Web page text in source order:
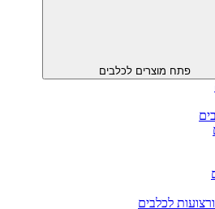
פתח מוצרים לכלבים
לכלבים